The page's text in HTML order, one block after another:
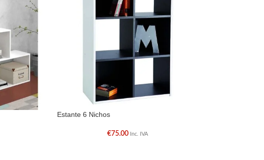
Estante 6 Nichos
€75.00 Inc. IVA